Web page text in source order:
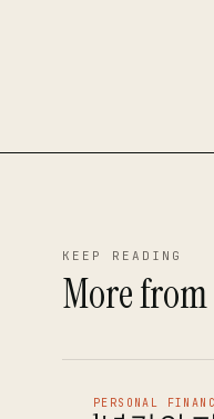
KEEP READING
More from
PERSONAL